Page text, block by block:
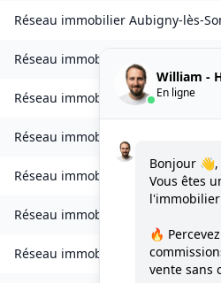
Réseau immobilier Aubigny-lès-
Réseau immobilier
Réseau immobilierAuvillars-sur-
Réseau immobilier
Réseau immobilier Avot(21580)
Réseau immobilier
Réseau immobilier Barbirey-sur-
William -
En ligne
Bonjour 👋,
Vous êtes
l'immobilier
🔥 Percevez
vente sans